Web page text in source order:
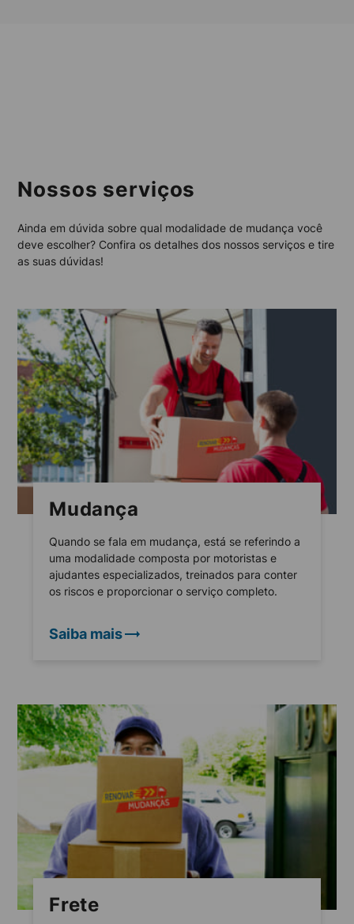
Nossos serviços
Ainda em dúvida sobre qual modalidade de mudança você
deve escolher? Confira os detalhes dos nossos serviços e tire
as suas dúvidas!
Mudança
Quando se fala em mudança, está se referindo a
uma modalidade composta por motoristas e
ajudantes especializados, treinados para conter
os riscos e proporcionar o serviço completo.
Saiba mais
Frete